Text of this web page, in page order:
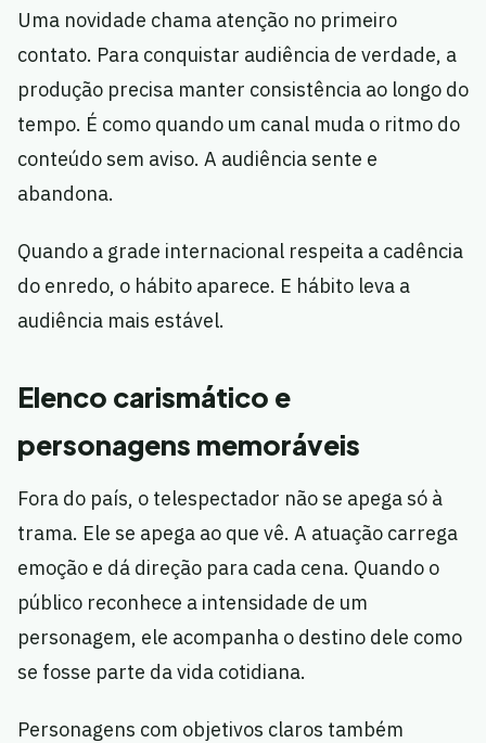
Uma novidade chama atenção no primeiro
contato. Para conquistar audiência de verdade, a
produção precisa manter consistência ao longo do
tempo. É como quando um canal muda o ritmo do
conteúdo sem aviso. A audiência sente e
abandona.
Quando a grade internacional respeita a cadência
do enredo, o hábito aparece. E hábito leva a
audiência mais estável.
Elenco carismático e
personagens memoráveis
Fora do país, o telespectador não se apega só à
trama. Ele se apega ao que vê. A atuação carrega
emoção e dá direção para cada cena. Quando o
público reconhece a intensidade de um
personagem, ele acompanha o destino dele como
se fosse parte da vida cotidiana.
Personagens com objetivos claros também